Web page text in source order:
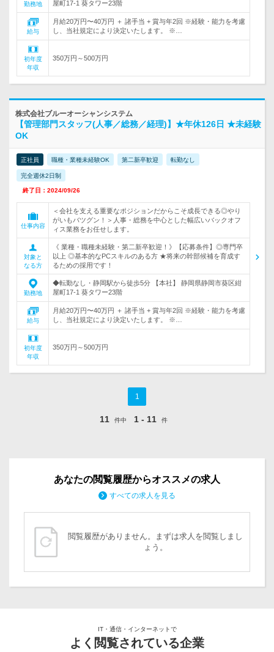
勤務地
屋町17-1 葵タワー23階
給与
月給20万円〜40万円 ＋ 諸手当 + 賞与年2回 ※経験・能力を考慮
し、当社規定により決定いたします。 ※…
初年度
年収
350万円～500万円
株式会社ブルーオーシャンシステム
【管理部門スタッフ(人事／総務／経理)】★年休126日 ★未経験
OK
正社員 職種・業種未経験OK 第二新卒歓迎 転勤なし
完全週休2日制
終了日：2024/09/26
仕事内容
＜会社を支える重要なポジションだからこそ成長できる◎やり
がいもバツグン！＞人事・総務を中心とした幅広いバックオフ
ィス業務をお任せします。
対象と
なる方
《 業種・職種未経験・第二新卒歓迎！》【応募条件】◎専門卒
以上 ◎基本的なPCスキルのある方 ★将来の幹部候補を育成す
るための採用です！
勤務地
◆転勤なし・静岡駅から徒歩5分 【本社】 静岡県静岡市葵区紺
屋町17-1 葵タワー23階
給与
月給20万円〜40万円 ＋ 諸手当 + 賞与年2回 ※経験・能力を考慮
し、当社規定により決定いたします。 ※…
初年度
年収
350万円～500万円
1
11 件中 1 - 11 件
あなたの閲覧履歴からオススメの求人
すべての求人を見る
閲覧履歴がありません。まずは求人を閲覧しまし
ょう。
IT・通信・インターネットで
よく閲覧されている企業